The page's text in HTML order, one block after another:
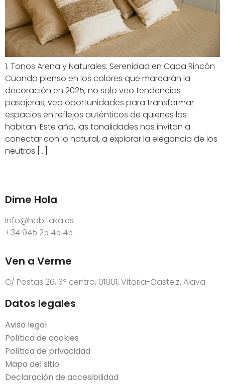
1. Tonos Arena y Naturales: Serenidad en Cada Rincón
Cuando pienso en los colores que marcarán la
decoración en 2025, no solo veo tendencias
pasajeras; veo oportunidades para transformar
espacios en reflejos auténticos de quienes los
habitan. Este año, las tonalidades nos invitan a
conectar con lo natural, a explorar la elegancia de los
neutros […]
Dime Hola
info@habitaka.es
+34 945 25 45 45
Ven a Verme
C/ Postas 26, 3º centro, 01001, Vitoria-Gasteiz, Alava
Datos legales
Aviso legal
Política de cookies
Política de privacidad
Mapa del sitio
Declaración de accesibilidad